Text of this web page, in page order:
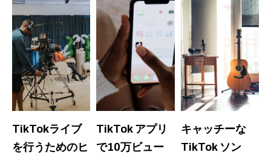
TikTokライブ
を行うためのヒ
TikTok アプリ
で10万ビュー
キャッチーな
TikTok ソン